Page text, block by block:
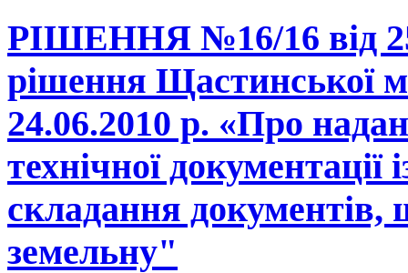
РІШЕННЯ №16/16 від
рішення Щастинської
24.06.2010 р. «Про
технічної
складання
земельну"